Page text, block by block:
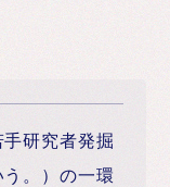
研究者発掘
。）の一環